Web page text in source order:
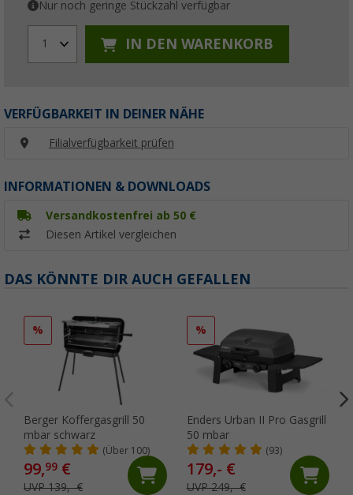
Nur noch geringe Stückzahl verfügbar
1 IN DEN WARENKORB
VERFÜGBARKEIT IN DEINER NÄHE
Filialverfügbarkeit prüfen
INFORMATIONEN & DOWNLOADS
Versandkostenfrei ab 50 €
Diesen Artikel vergleichen
DAS KÖNNTE DIR AUCH GEFALLEN
%
Berger Koffergasgrill 50
mbar schwarz
(Über 100)
99,99 €
UVP 139,- €
%
Enders Urban II Pro Gasgrill
50 mbar
(93)
179,- €
UVP 249,- €